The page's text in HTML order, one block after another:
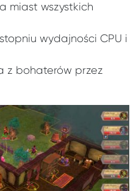
miast wszystkich
wydajności CPU i
z bohaterów przez